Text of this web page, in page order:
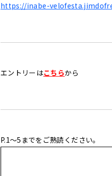
https://inabe-
エントリーはこちらから
P.1～5までをご熟読ください。